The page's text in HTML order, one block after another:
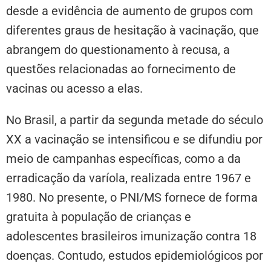
desde a evidência de aumento de grupos com
diferentes graus de hesitação à vacinação, que
abrangem do questionamento à recusa, a
questões relacionadas ao fornecimento de
vacinas ou acesso a elas.
No Brasil, a partir da segunda metade do século
XX a vacinação se intensificou e se difundiu por
meio de campanhas específicas, como a da
erradicação da varíola, realizada entre 1967 e
1980. No presente, o PNI/MS fornece de forma
gratuita à população de crianças e
adolescentes brasileiros imunização contra 18
doenças. Contudo, estudos epidemiológicos por